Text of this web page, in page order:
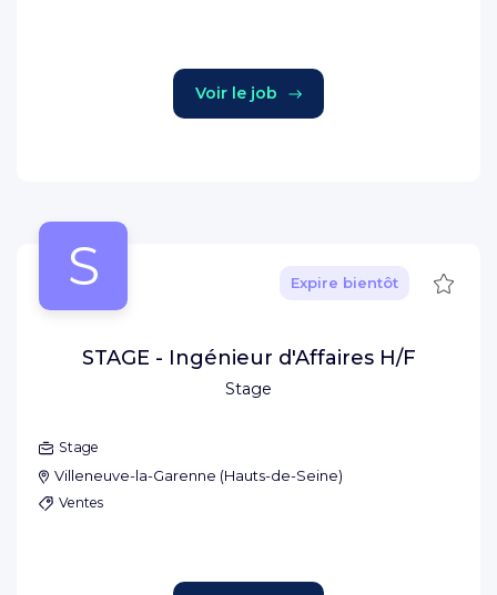
Voir le job
S
Stage
Expire bientôt
STAGE - Ingénieur d'Affaires H/F
Stage
Villeneuve-la-Garenne (Hauts-de-Seine)
Ventes